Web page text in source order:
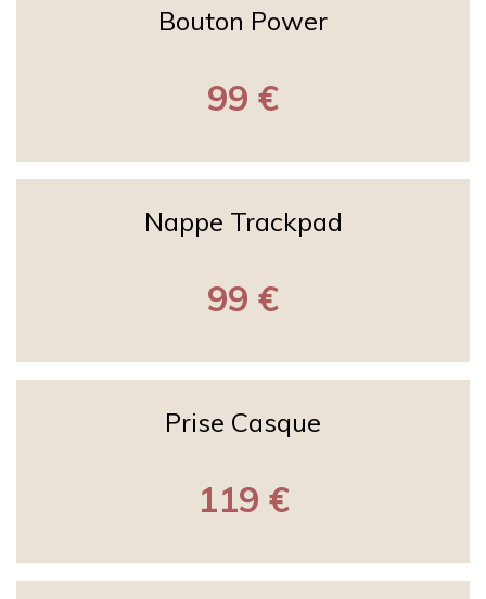
Bouton Power
99 €
Nappe Trackpad
99 €
Prise Casque
119 €